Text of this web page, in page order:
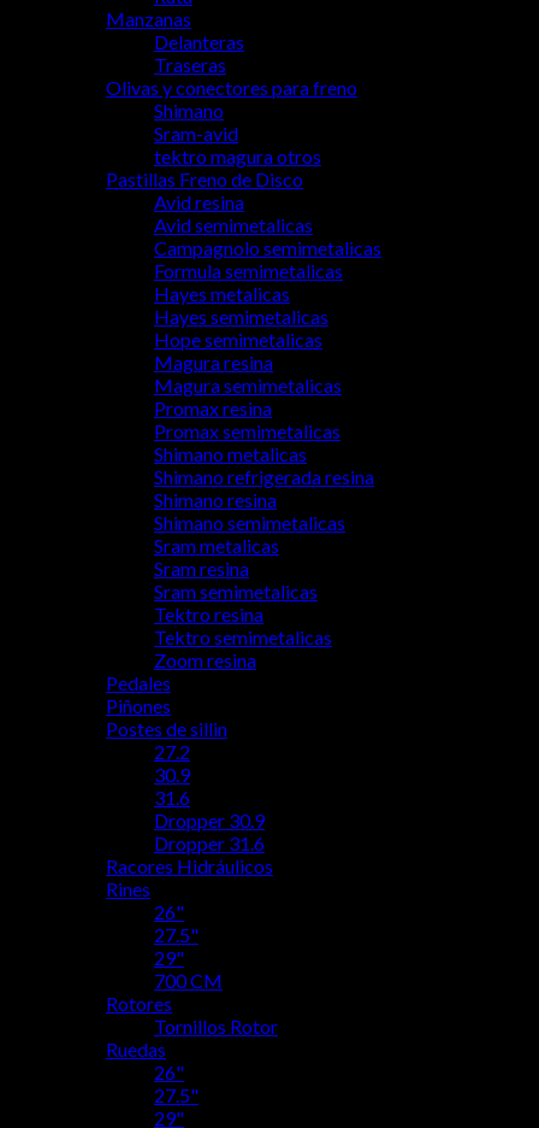
Manzanas
Delanteras
Traseras
Olivas y conectores para freno
Shimano
Sram-avid
tektro magura otros
Pastillas Freno de Disco
Avid resina
Avid semimetalicas
Campagnolo semimetalicas
Formula semimetalicas
Hayes metalicas
Hayes semimetalicas
Hope semimetalicas
Magura resina
Magura semimetalicas
Promax resina
Promax semimetalicas
Shimano metalicas
Shimano refrigerada resina
Shimano resina
Shimano semimetalicas
Sram metalicas
Sram resina
Sram semimetalicas
Tektro resina
Tektro semimetalicas
Zoom resina
Pedales
Piñones
Postes de sillin
27.2
30.9
31.6
Dropper 30.9
Dropper 31.6
Racores Hidráulicos
Rines
26"
27.5"
29"
700 CM
Rotores
Tornillos Rotor
Ruedas
26"
27.5"
29"